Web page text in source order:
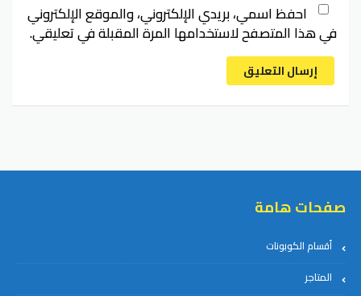
احفظ اسمي، بريدي الإلكتروني، والموقع الإلكتروني
في هذا المتصفح لاستخدامها المرة المقبلة في تعليقي.
إرسال التعليق
صفحات هامة
أقسام الكوبونات
المتاجر